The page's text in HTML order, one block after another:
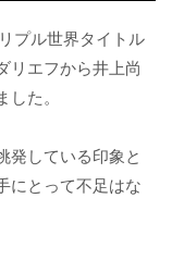
プル世界タイトル
リエフから井上尚
た。
発している印象と
にとって不足はな